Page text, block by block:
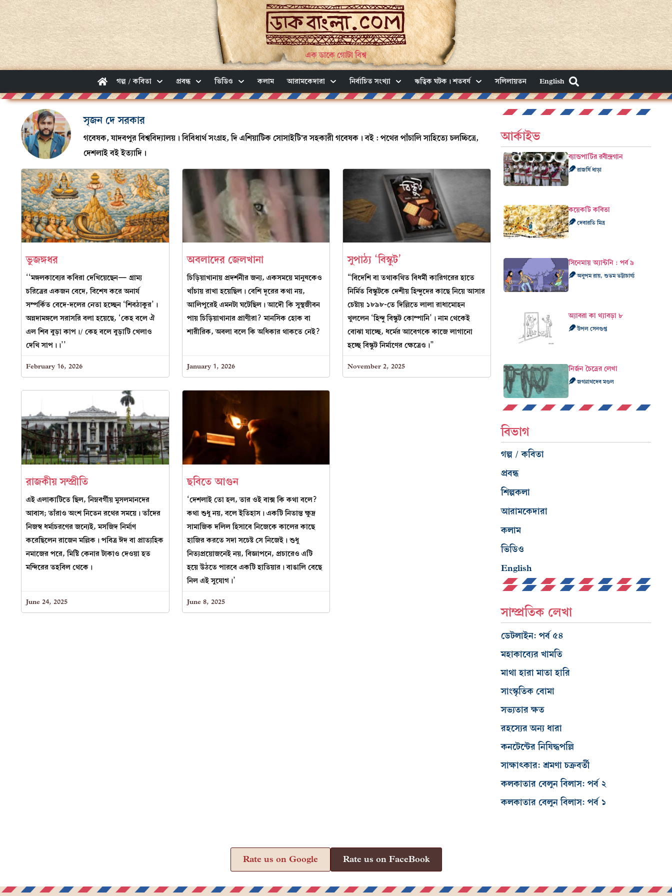
এক ডাকে গোটা বিশ্ব
গল্প / কবিতা প্রবন্ধ ভিডিও কলাম আরামকেদারা নির্বাচিত সংখ্যা ঋত্বিক ঘটক। শতবর্ষ সলিলায়তন English
সৃজন দে সরকার
গবেষক, যাদবপুর বিশ্ববিদ্যালয়। বিবিধার্থ সংগ্রহ, দি এশিয়াটিক সোসাইটি'র সহকারী গবেষক। বই : পথের পাঁচালি সাহিত্যে চলচ্চিত্রে,
দেশলাই বই ইত্যাদি।
ভুজঙ্গধর
‘‘মঙ্গলকাব্যের কবিরা দেখিয়েছেন— গ্রাম্য
চরিত্রের একজন বেদে, বিশেষ করে অনার্য
সম্পর্কিত বেদে-দলের নেতা হচ্ছেন ‘শিবঠাকুর’।
অন্নদামঙ্গলে সরাসরি বলা হয়েছে, ‘কেহ বলে ঐ
এল শিব বুড়া কাপ।/ কেহ বলে বুড়াটি খেলাও
দেখি সাপ।।’’
February 16, 2026
অবলাদের জেলখানা
চিড়িয়াখানায় প্রদর্শনীর জন্য, একসময়ে মানুষকেও
খাঁচায় রাখা হয়েছিল। বেশি দূরের কথা নয়,
আলিপুরেই এমনটা ঘটেছিল। আদৌ কি সুস্থজীবন
পায় চিড়িয়াখানার প্রাণীরা? মানসিক হোক বা
শারীরিক, অবলা বলে কি অধিকার থাকতে নেই?
January 1, 2026
সুপাঠ্য ‘বিস্কুট’
“বিদেশি বা তথাকথিত বিধর্মী কারিগরের হাতে
নির্মিত বিস্কুটকে দেশীয় হিন্দুদের কাছে নিয়ে আসার
চেষ্টায় ১৮৯৮-তে দিল্লিতে লালা রাধামোহন
খুললেন ‘হিন্দু বিস্কুট কোম্পানি’। নাম থেকেই
বোঝা যাচ্ছে, ধর্মের আবেগকে কাজে লাগানো
হচ্ছে বিস্কুট নির্মাণের ক্ষেত্রেও।”
November 2, 2025
রাজকীয় সম্প্রীতি
এই এলাকাটিতে ছিল, নিম্নবর্গীয় মুসলমানদের
আবাস; তাঁরাও অংশ নিতেন রথের সময়ে। তাঁদের
নিজস্ব ধর্মাচরণের জন্যেই, মসজিদ নির্মাণ
করেছিলেন রাজেন মল্লিক। পবিত্র ঈদ বা প্রাত্যহিক
নমাজের পরে, মিষ্টি কেনার টাকাও দেওয়া হত
মন্দিরের তহবিল থেকে।
June 24, 2025
ছবিতে আগুন
‘দেশলাই তো হল, তার ওই বাক্স কি কথা বলে?
কথা শুধু নয়, বলে ইতিহাস। একটি নিতান্ত ক্ষুদ্র
সামাজিক দলিল হিসাবে নিজেকে কালের কাছে
হাজির করতে সদা সচেষ্ট সে নিজেই। শুধু
নিত্যপ্রয়োজনেই নয়, বিজ্ঞাপনে, প্রচারেও এটি
হয়ে উঠতে পারবে একটি হাতিয়ার। বাঙালি বেছে
নিল এই সুযোগ।’
June 8, 2025
আর্কাইভ
ব্যান্ডপার্টির রবীন্দ্রগান
রাজর্ষি ধাড়া
কয়েকটি কবিতা
দেবারতি মিত্র
সিনেমায় অ্যান্টনি : পর্ব ৯
অনুপম রায়, শুভম ভট্টাচার্য্য
অ্যাবরা কা থ্যাবড়া ৮
উপল সেনগুপ্ত
নির্জন চৈত্রের লেখা
জগন্নাথদেব মণ্ডল
বিভাগ
গল্প / কবিতা
প্রবন্ধ
শিল্পকলা
আরামকেদারা
কলাম
ভিডিও
English
সাম্প্রতিক লেখা
ডেটলাইন: পর্ব ৫৪
মহাকাব্যের খামতি
মাথা হারা মাতা হারি
সাংস্কৃতিক বোমা
সভ্যতার ক্ষত
রহস্যের অন্য ধারা
কনটেন্টের নিষিদ্ধপল্লি
সাক্ষাৎকার: শ্রমণা চক্রবর্তী
কলকাতার বেলুন বিলাস: পর্ব ২
কলকাতার বেলুন বিলাস: পর্ব ১
Rate us on Google Rate us on FaceBook